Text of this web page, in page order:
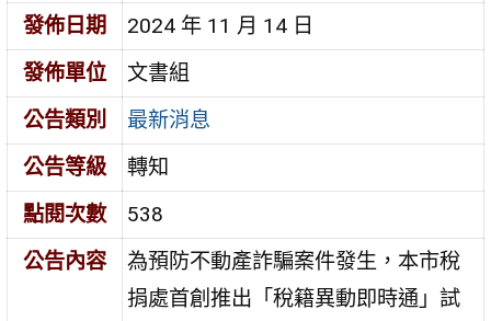
發佈日期
2024 年 11 月 14 日
發佈單位
文書組
公告類別
最新消息
公告等級
轉知
點閱次數
538
公告內容
為預防不動產詐騙案件發生，本市稅
捐處首創推出「稅籍異動即時通」試